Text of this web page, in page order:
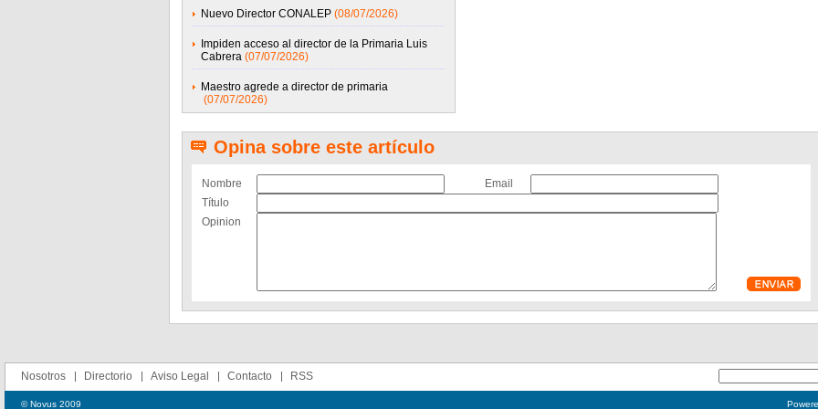
Nuevo Director CONALEP (08/07/2026)
Impiden acceso al director de la Primaria Luis
Cabrera (07/07/2026)
Maestro agrede a director de primaria
(07/07/2026)
Opina sobre este artículo
Nombre
Email
Título
Opinion
Nosotros Directorio Aviso Legal Contacto RSS
© Novus 2009